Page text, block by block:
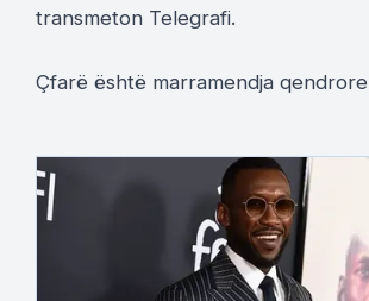
transmeton Telegrafi.
Çfarë është marramendja qendrore